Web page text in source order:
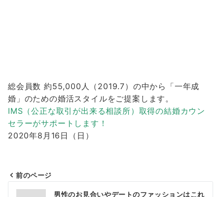
総会員数 約55,000人（2019.7）の中から「一年成
婚」のための婚活スタイルをご提案します。
IMS（公正な取引が出来る相談所）取得の結婚カウン
セラーがサポートします！
2020年8月16日（日）
投
前のページ
男性のお見合いやデートのファッションはこれ